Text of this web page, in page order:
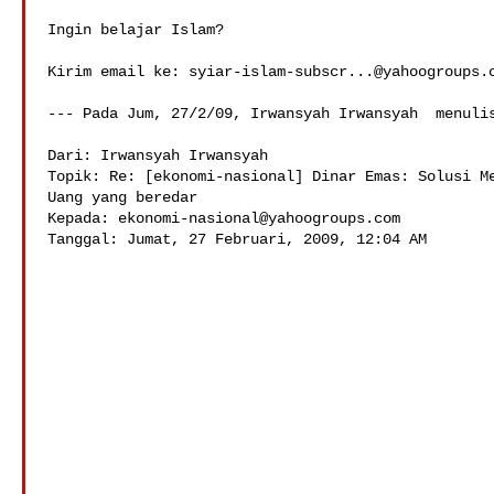
Ingin belajar Islam?
Kirim email ke: syiar-islam-
--- Pada Jum, 27/2/09, Irwansyah Irwansyah
Dari: Irwansyah Irwansyah
Topik: Re: [ekonomi-nasional] Dinar Emas: Solusi
Uang yang beredar
Kepada: ekonomi-nasional@yahoogroups.com
Tanggal: Jumat, 27 Februari, 2009, 12:04 AM